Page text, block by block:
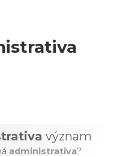
význam
administrativa?